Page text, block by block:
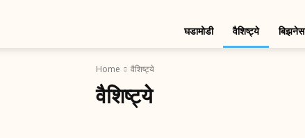
घडामोडी वैशिष्ट्ये बिझनेस
Home वैशिष्ट्ये
वैशिष्ट्ये